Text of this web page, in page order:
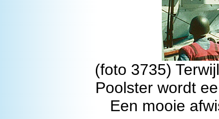
(foto 3735)
Poolster wordt
Een mooie